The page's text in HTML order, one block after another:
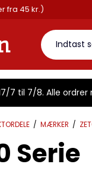
fra 45 kr.)
7 til 7/8. Alle
/ MÆRKER /
Serie